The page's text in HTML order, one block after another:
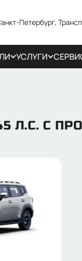
Петербург,
УСЛУГИ
Л.С. С